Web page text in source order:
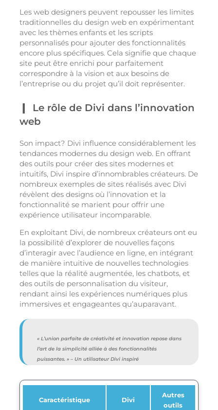
Les web designers peuvent repousser les limites
traditionnelles du design web en expérimentant
avec les thèmes enfants et les scripts
personnalisés pour ajouter des fonctionnalités
encore plus spécifiques. Cela signifie que chaque
site peut être enrichi pour parfaitement
correspondre à la vision et aux besoins de
l’entreprise ou du projet qu’il doit représenter.
Le rôle de Divi dans l’innovation
web
Son impact? Divi influence considérablement les
tendances modernes du design web. En offrant
des outils pour créer des sites modernes et
intuitifs, Divi inspire d’innombrables créateurs. De
nombreux exemples de sites réalisés avec Divi
révèlent des designs où l’innovation et la
fonctionnalité se marient pour offrir une
expérience utilisateur incomparable.
En exploitant Divi, de nombreux créateurs ont eu
la possibilité d’explorer de nouvelles façons
d’interagir avec l’audience en ligne, en intégrant
de manière intuitive de nouvelles technologies
telles que la réalité augmentée, les chatbots, et
des outils de personnalisation du visiteur,
rendant ainsi les expériences numériques plus
immersives et engageantes qu’auparavant.
« L’union parfaite de créativité et innovation repose dans
l’art de la simplicité alliée à des fonctionnalités
puissantes. » – Un utilisateur Divi inspiré
Caractéristique Divi
Autres
outils